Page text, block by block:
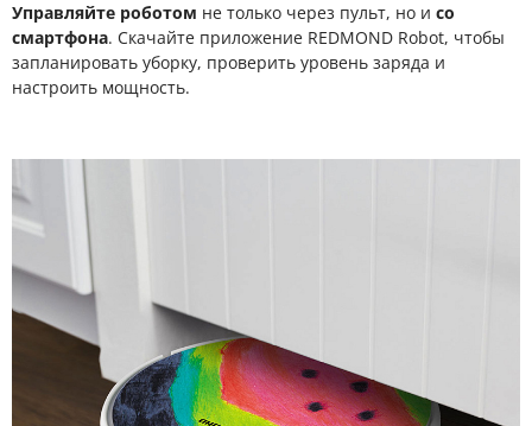
Управляйте роботом не только через пульт, но и со
смартфона. Скачайте приложение REDMOND Robot, чтобы
запланировать уборку, проверить уровень заряда и
настроить мощность.